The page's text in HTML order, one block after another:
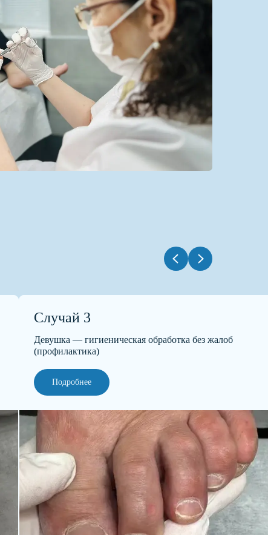
Случай 3
Девушка — гигиеническая обработка без жалоб
(профилактика)
Подробнее